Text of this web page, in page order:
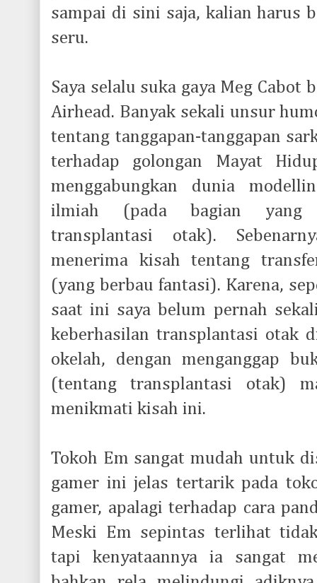
sampai di sini saja, kalian harus
seru.
Saya selalu suka gaya Meg Cabot
Airhead. Banyak sekali unsur
tentang tanggapan-tanggapan
terhadap golongan Mayat
menggabungkan dunia
ilmiah (pada bagian yang
transplantasi otak).
menerima kisah tentang
(yang berbau fantasi). Karena,
saat ini saya belum pernah
keberhasilan transplantasi otak
okelah, dengan menganggap
(tentang transplantasi otak)
menikmati kisah ini.
Tokoh Em sangat mudah untuk
gamer ini jelas tertarik pada
gamer, apalagi terhadap cara
Meski Em sepintas terlihat
tapi kenyataannya ia sangat